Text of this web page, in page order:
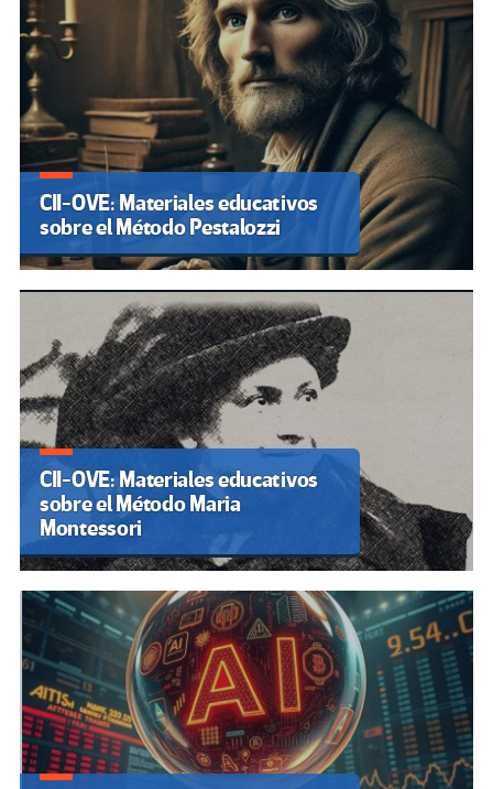
CII-OVE: Materiales educativos
sobre el Método Pestalozzi
CII-OVE: Materiales educativos
sobre el Método Maria
Montessori